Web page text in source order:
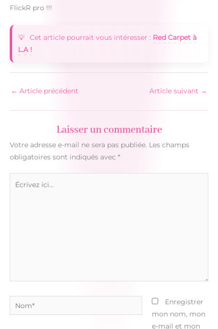
FlickR pro !!!
Cet article pourrait vous intéresser : Red Carpet à
L.A !
← Article précédent Article suivant →
Laisser un commentaire
Votre adresse e-mail ne sera pas publiée. Les champs
obligatoires sont indiqués avec *
Nom*
Enregistrer
mon nom, mon
e-mail et mon